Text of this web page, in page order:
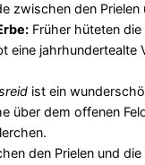
zwischen den
Früher hüteten die
eine
ist ein
über dem offenen
den Prielen und